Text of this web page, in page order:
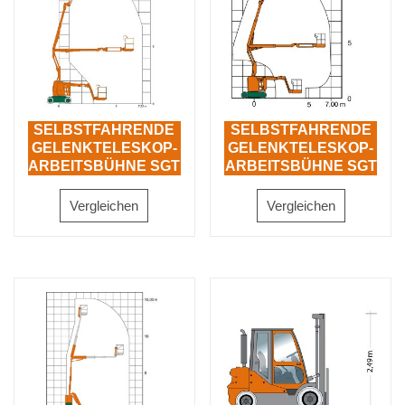
SELBSTFAHRENDE
GELENKTELESKOP-
ARBEITSBÜHNE SGT
Vergleichen
SELBSTFAHRENDE
GELENKTELESKOP-
ARBEITSBÜHNE SGT
Vergleichen